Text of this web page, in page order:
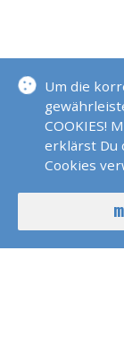
Um die
COOKIES!
erklärst Du
Cookies